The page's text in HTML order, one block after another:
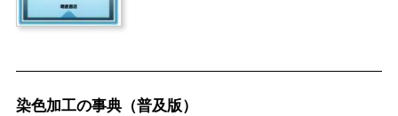
染色加工の事典（普及版）